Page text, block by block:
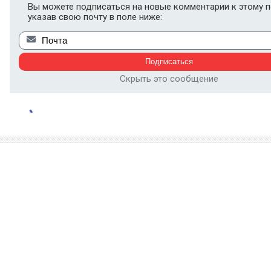
Вы можете подписаться на новые комментарии к этому
указав свою почту в поле ниже:
Скрыть это сообщение